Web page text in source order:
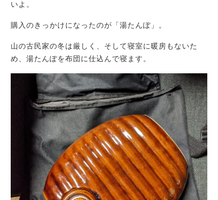
いよ。
購入のきっかけになったのが「湯たんぽ」。
山の古民家の冬は厳しく、そして寝室に暖房もないた
め、湯たんぽを布団に仕込んで寝ます。